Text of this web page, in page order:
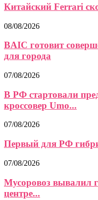
Китайский Ferrari
08/08/2026
BAIC готовит
для города
07/08/2026
В РФ стартовали
кроссовер Umo...
07/08/2026
Первый для РФ
07/08/2026
Мусоровоз вывалил
центре...